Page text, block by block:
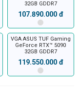
32GB GDDR7
107.890.000 đ
VGA ASUS TUF Gaming
GeForce RTX™ 5090
32GB GDDR7
119.550.000 đ